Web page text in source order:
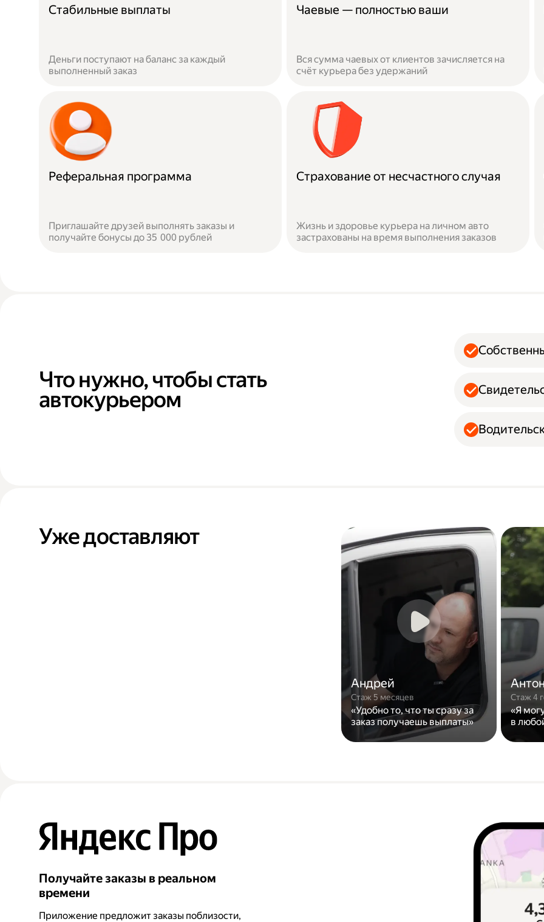
Стабильные выплаты
Деньги поступают на баланс за каждый
выполненный заказ
Чаевые — полностью ваши
Вся сумма чаевых от клиентов зачисляется на
счёт курьера без удержаний
Реферальная программа
Приглашайте друзей выполнять заказы и
получайте бонусы до 35 000 рублей
Страхование от несчастного случая
Жизнь и здоровье курьера на личном авто
застрахованы на время выполнения заказов
Что нужно, чтобы стать
автокурьером
Уже доставляют
Андрей
Стаж 5 месяцев
«Удобно то, что ты сразу за
заказ получаешь выплаты»
Антон
Стаж 4
«Я
в
Получайте заказы в реальном
времени
Приложение предложит заказы поблизости,